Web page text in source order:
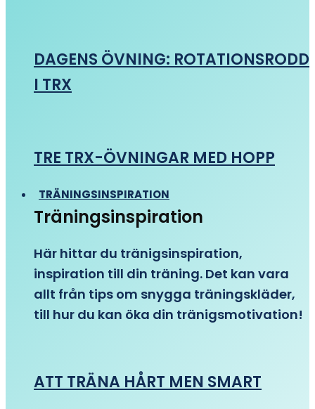
DAGENS ÖVNING: ROTATIONSRODD
I TRX
TRE TRX-ÖVNINGAR MED HOPP
TRÄNINGSINSPIRATION
Träningsinspiration
Här hittar du tränigsinspiration,
inspiration till din träning. Det kan vara
allt från tips om snygga träningskläder,
till hur du kan öka din tränigsmotivation!
ATT TRÄNA HÅRT MEN SMART